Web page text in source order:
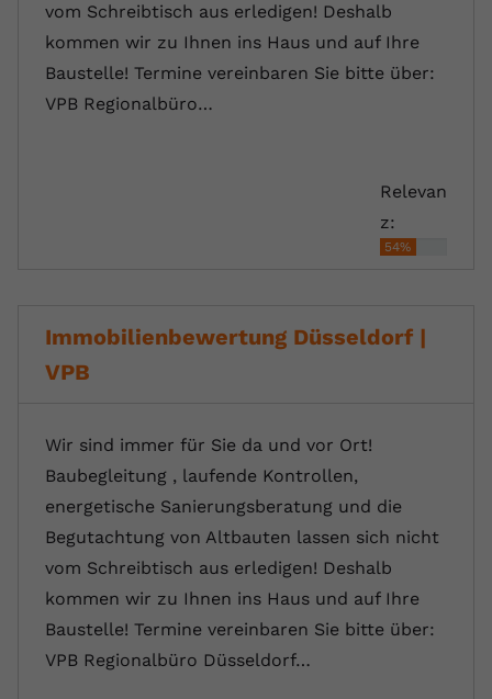
vom Schreibtisch aus erledigen! Deshalb
kommen wir zu Ihnen ins Haus und auf Ihre
Baustelle! Termine vereinbaren Sie bitte über:
VPB Regionalbüro…
Relevan
z:
54%
Immobilienbewertung Düsseldorf |
VPB
Wir sind immer für Sie da und vor Ort!
Baubegleitung , laufende Kontrollen,
energetische Sanierungsberatung und die
Begutachtung von Altbauten lassen sich nicht
vom Schreibtisch aus erledigen! Deshalb
kommen wir zu Ihnen ins Haus und auf Ihre
Baustelle! Termine vereinbaren Sie bitte über:
VPB Regionalbüro Düsseldorf…